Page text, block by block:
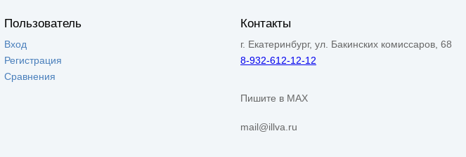
Пользователь
Вход
Регистрация
Сравнения
Контакты
г. Екатеринбург, ул. Бакинских комиссаров, 68
8-932-612-12-12
Пишите в MAX
mail@illva.ru